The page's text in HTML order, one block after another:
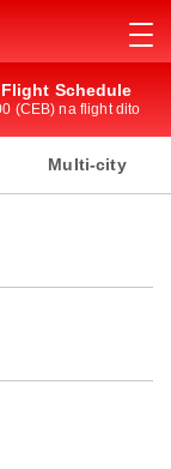
Schedule
(CEB) na flight dito
Multi-city